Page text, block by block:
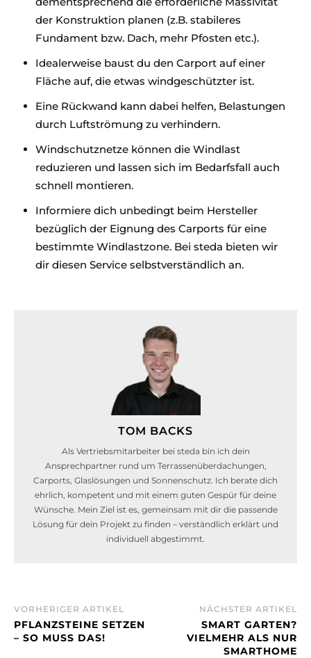
der Konstruktion planen (z.B. stabileres
Fundament bzw. Dach, mehr Pfosten etc.).
Idealerweise baust du den Carport auf einer
Fläche auf, die etwas windgeschützter ist.
Eine Rückwand kann dabei helfen, Belastungen
durch Luftströmung zu verhindern.
Windschutznetze können die Windlast
reduzieren und lassen sich im Bedarfsfall auch
schnell montieren.
Informiere dich unbedingt beim Hersteller
bezüglich der Eignung des Carports für eine
bestimmte Windlastzone. Bei steda bieten wir
dir diesen Service selbstverständlich an.
TOM BACKS
Als Vertriebsmitarbeiter bei steda bin ich dein
Ansprechpartner rund um Terrassenüberdachungen,
Carports, Glaslösungen und Sonnenschutz. Ich berate dich
ehrlich, kompetent und mit einem guten Gespür für deine
Wünsche. Mein Ziel ist es, gemeinsam mit dir die passende
Lösung für dein Projekt zu finden – verständlich erklärt und
individuell abgestimmt.
VORHERIGER ARTIKEL
PFLANZSTEINE SETZEN
– SO MUSS DAS!
NÄCHSTER ARTIKEL
SMART GARTEN?
VIELMEHR ALS NUR
SMARTHOME